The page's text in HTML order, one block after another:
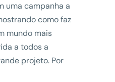
uma campanha a
como faz
mundo mais
a todos a
projeto. Por